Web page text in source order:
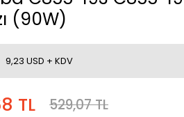
(90W)
9,23 USD + KDV
TL 529,07 TL